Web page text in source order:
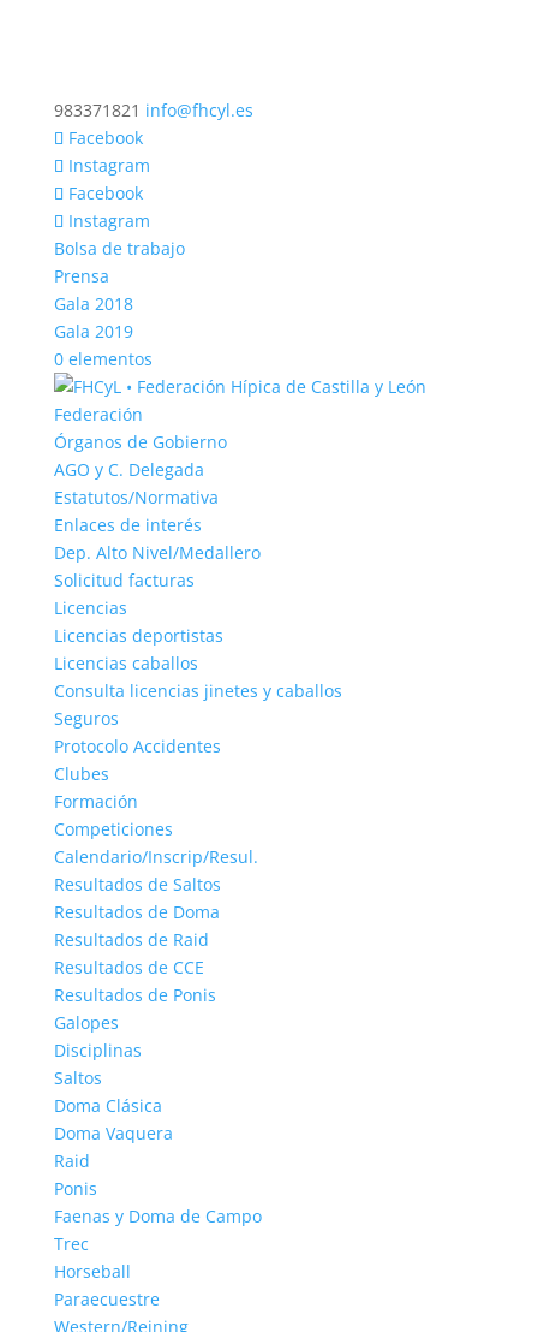
983371821 info@fhcyl.es
Facebook
Instagram
Facebook
Instagram
Bolsa de trabajo
Prensa
Gala 2018
Gala 2019
0 elementos
Federación
Órganos de Gobierno
AGO y C. Delegada
Estatutos/Normativa
Enlaces de interés
Dep. Alto Nivel/Medallero
Solicitud facturas
Licencias
Licencias deportistas
Licencias caballos
Consulta licencias jinetes y caballos
Seguros
Protocolo Accidentes
Clubes
Formación
Competiciones
Calendario/Inscrip/Resul.
Resultados de Saltos
Resultados de Doma
Resultados de Raid
Resultados de CCE
Resultados de Ponis
Galopes
Disciplinas
Saltos
Doma Clásica
Doma Vaquera
Raid
Ponis
Faenas y Doma de Campo
Trec
Horseball
Paraecuestre
Western/Reining